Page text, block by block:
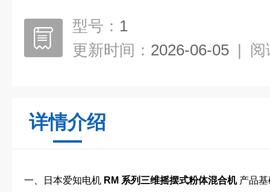
型号： 1
更新时间： 2026-06-05 | 阅
详情介绍
一、日本爱知电机 RM 系列三维摇摆式粉体混合机产品基